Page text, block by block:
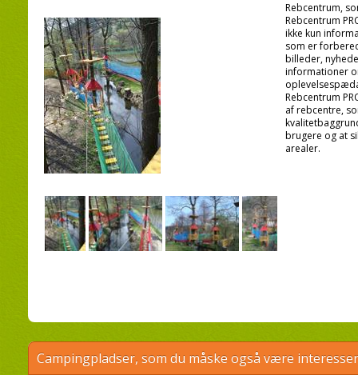
Rebcentrum,
Rebcentrum
ikke kun
som er
billeder,
informationer
Rebcentrum
af rebcentre,
brugere og at
arealer.
Campingpladser, som du måske også være